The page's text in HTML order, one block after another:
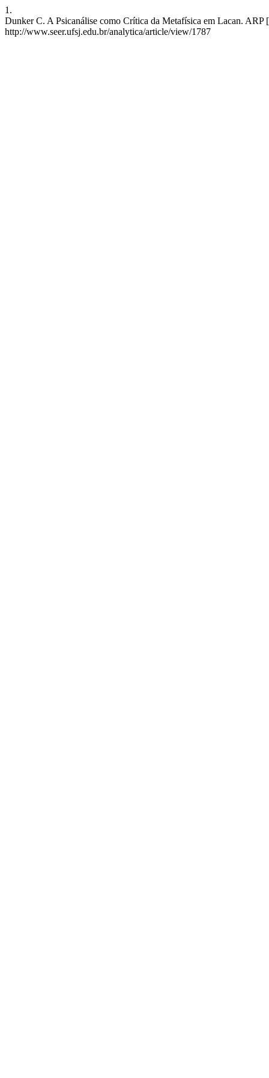
1.
Dunker C. A Psicanálise como Crítica da Metafísica em Lacan.
http://www.seer.ufsj.edu.br/analytica/article/view/1787